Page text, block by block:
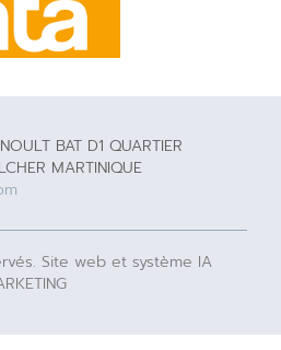
BAT D1 QUARTIER
MARTINIQUE
Site web et système IA